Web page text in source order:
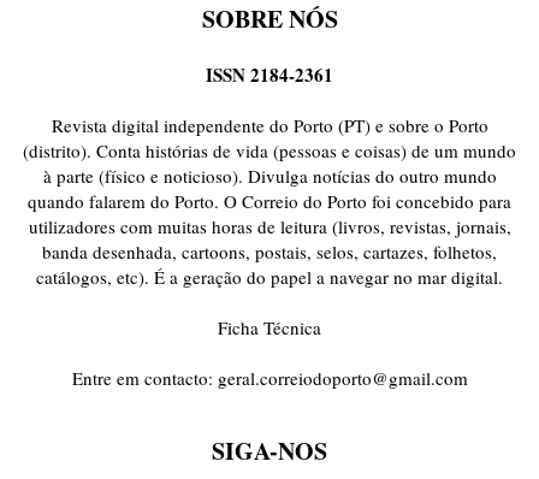
SOBRE NÓS
ISSN 2184-2361
Revista digital independente do Porto (PT) e sobre o Porto
(distrito). Conta histórias de vida (pessoas e coisas) de um mundo
à parte (físico e noticioso). Divulga notícias do outro mundo
quando falarem do Porto. O Correio do Porto foi concebido para
utilizadores com muitas horas de leitura (livros, revistas, jornais,
banda desenhada, cartoons, postais, selos, cartazes, folhetos,
catálogos, etc). É a geração do papel a navegar no mar digital.
Ficha Técnica
Entre em contacto: geral.correiodoporto@gmail.com
SIGA-NOS